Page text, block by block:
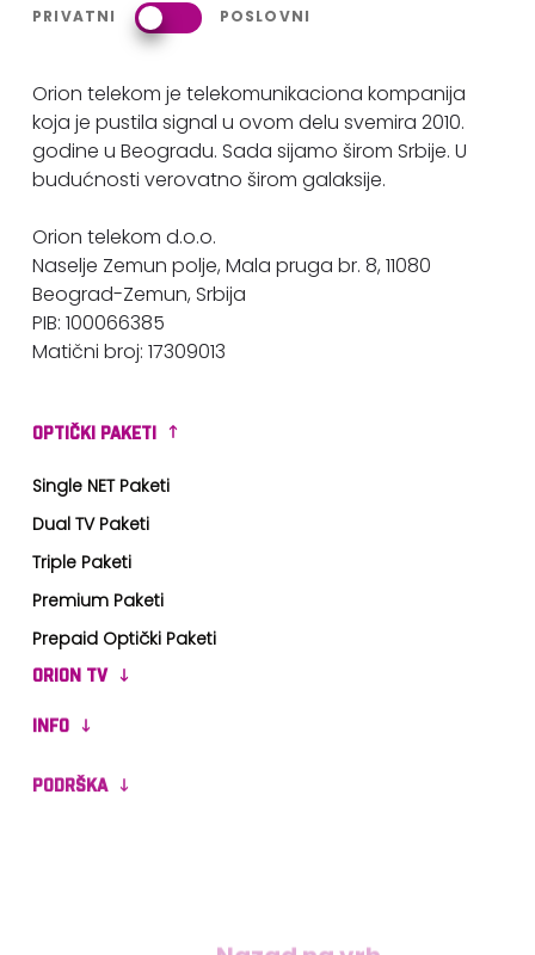
PRIVATNI POSLOVNI
Orion telekom je telekomunikaciona kompanija
koja je pustila signal u ovom delu svemira 2010.
godine u Beogradu. Sada sijamo širom Srbije. U
budućnosti verovatno širom galaksije.
Orion telekom d.o.o.
Naselje Zemun polje, Mala pruga br. 8, 11080
Beograd-Zemun, Srbija
PIB: 100066385
Matični broj: 17309013
OPTIČKI PAKETI
Single NET Paketi
Dual TV Paketi
Triple Paketi
Premium Paketi
Prepaid Optički Paketi
ORION TV
INFO
PODRŠKA